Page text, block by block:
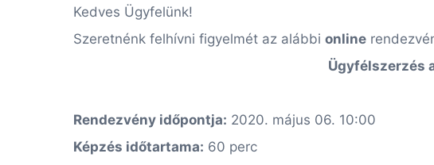
Kedves Ügyfelünk!
Szeretnénk felhívni figyelmét az alábbi online
Ügyfélszerzés
Rendezvény időpontja: 2020. május 06. 10:00
Képzés időtartama: 60 perc